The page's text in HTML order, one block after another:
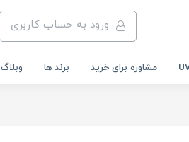
ورود به حساب کاربری
مشاوره برای خرید برند ها وبلاگ